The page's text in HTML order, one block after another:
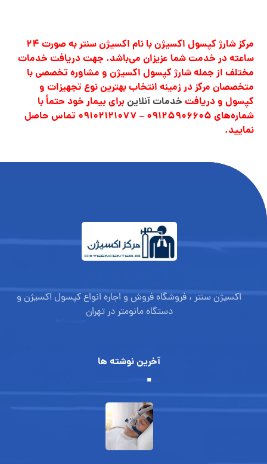
مرکز شارژ کپسول اکسیژن با نام اکسیژن سنتر به صورت 24
ساعته در خدمت شما عزیزان می‌باشد. جهت دریافت خدمات
مختلف از جمله شارژ کپسول اکسیژن و مشاوره تخصصی با
متخصصان مرکز در زمینه انتخاب بهترین نوع تجهیزات و
کپسول و دریافت خدمات آنلاینبرای بیمار خود حتماً با
شماره‌های 09125906605 – 09102121077 تماس حاصل
نمایید.
اکسیژن سنتر ، فروشگاه فروش و اجاره انواع کپسول اکسیژن و
دستگاه مانومتر در تهران
آخرین نوشته ها